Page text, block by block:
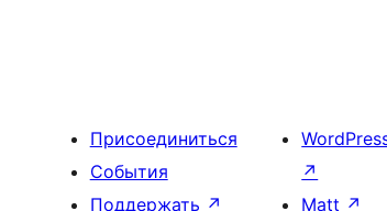
Присоединиться
События
Поддержать ↗
↗
Matt ↗